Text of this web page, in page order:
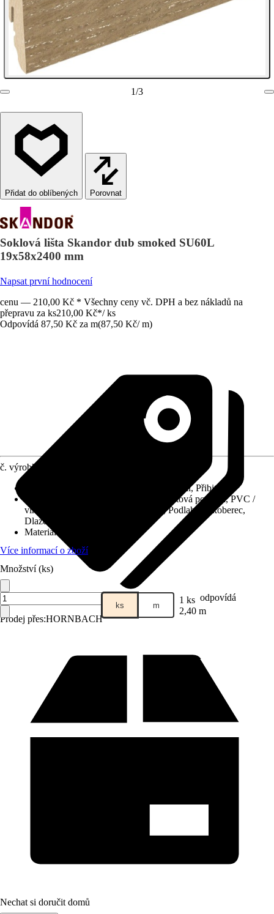
1/3
Porovnat
Soklová lišta Skandor dub smoked SU60L
19x58x2400 mm
Napsat první hodnocení
cenu — 210,00 Kč * Všechny ceny vč. DPH a bez nákladů na
přepravu za ks210,00 Kč*/ ks
Odpovídá 87,50 Kč za m(87,50 Kč/ m)
Prodej přes:HORNBACH
č. výrobku
Klipsy, Šroubování, Lepení, Přibití
Dřevěná podlaha, Laminátová podlaha, PVC /
vinylová podlaha, Korková podlaha, Podlahový koberec,
Dlaždice
Materiál
Více informací o zboží
Množství (ks)
ks m 1 ks odpovídá
2,40 m
Nechat si doručit domů